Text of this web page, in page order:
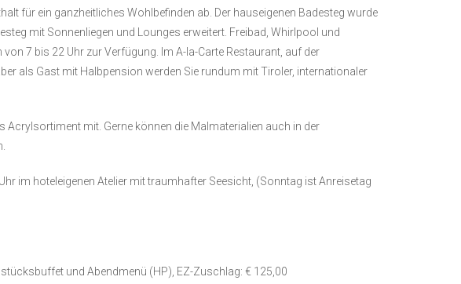
für ein ganzheitliches Wohlbefinden ab. Der hauseigenen Badesteg wurde
mit Sonnenliegen und Lounges erweitert. Freibad, Whirlpool und
7 bis 22 Uhr zur Verfügung. Im A-la-Carte Restaurant, auf der
als Gast mit Halbpension werden Sie rundum mit Tiroler, internationaler
Acrylsortiment mit. Gerne können die Malmaterialien auch in der
im hoteleigenen Atelier mit traumhafter Seesicht, (Sonntag ist Anreisetag
und Abendmenü (HP), EZ-Zuschlag: € 125,00